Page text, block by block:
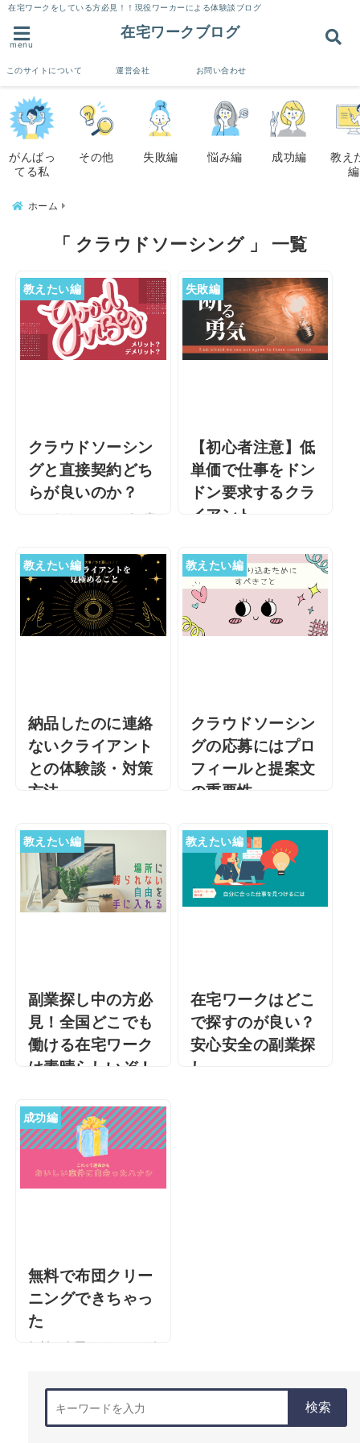
在宅ワークをしている方必見！！現役ワーカーによる体験談ブログ
menu
在宅ワークブログ
このサイトについて 運営会社 お問い合わせ
がんばっ
てる私
その他 失敗編 悩み編 成功編
教え
編
ホーム
「 クラウドソーシング 」 一覧
教えたい編
クラウドソーシン
グと直接契約どち
らが良いのか？
クラウドソーシングと直
か？ こんにちは。久しぶ
りに用事があったので外
出したときに、ひとりラ
ンチをしました。いつも
のお店ですけどね。 …
失敗編
【初心者注意】低
単価で仕事をドン
ドン要求するクラ
イアント
仕事をドンドン要求する
クライアント 私は、現
在、自宅でWEBライター
として活動しています。
全くの初心者から始めた
教えたい編
納品したのに連絡
ないクライアント
との体験談・対策
方法
ライアントとの体験談・
対策方法 私は、在宅ワー
カーとしてWEBライター
の仕事を4年間していま
す。WEBライターをして
教えたい編
クラウドソーシン
グの応募にはプロ
フィールと提案文
の重要性
募にはプロフィールと提
案文の重要性 こんにち
は。エアコンのリモコン
を、シーズンオフには乾
教えたい編
副業探し中の方必
見！全国どこでも
働ける在宅ワーク
は素晴らしいぞ！
国どこでも働ける在宅ワ
ークは素晴らしいぞ！ 自
由ではない副業なんか続
くはずない これは数年
前、まだ私が会社に雇わ
教えたい編
在宅ワークはどこ
で探すのが良い？
安心安全の副業探
し
成功編
無料で布団クリー
ニングできちゃっ
た
無料で布団クリーニング
でWEBライターの仕事を
しています。クラウドソ
ーシングサイトに登録し
検索